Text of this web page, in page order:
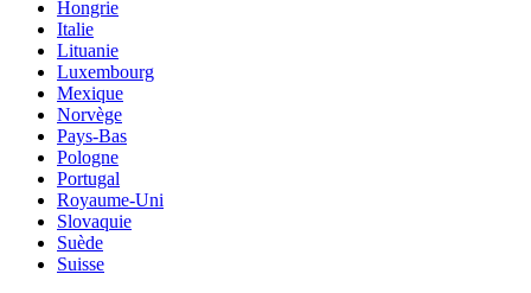
Hongrie
Italie
Lituanie
Luxembourg
Mexique
Norvège
Pays-Bas
Pologne
Portugal
Royaume-Uni
Slovaquie
Suède
Suisse